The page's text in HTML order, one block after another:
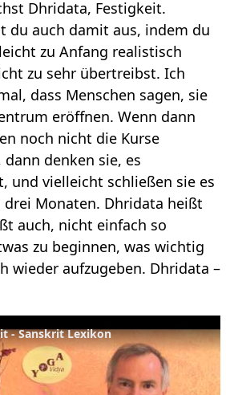
Dhridata, Festigkeit.
du auch damit aus, indem du
zu Anfang realistisch
zu sehr übertreibst. Ich
dass Menschen sagen, sie
eröffnen. Wenn dann
noch nicht die Kurse
denken sie, es
und vielleicht schließen sie es
drei Monaten. Dhridata heißt
auch, nicht einfach so
zu beginnen, was wichtig
wieder aufzugeben. Dhridata –
- Sanskrit Lexikon